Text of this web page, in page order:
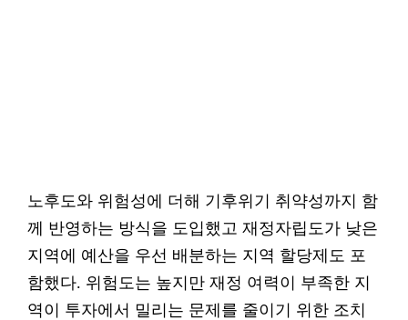
노후도와 위험성에 더해 기후위기 취약성까지 함
께 반영하는 방식을 도입했고 재정자립도가 낮은
지역에 예산을 우선 배분하는 지역 할당제도 포
함했다. 위험도는 높지만 재정 여력이 부족한 지
역이 투자에서 밀리는 문제를 줄이기 위한 조치